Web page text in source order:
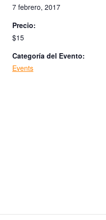
7 febrero, 2017
Precio:
$15
Categoría del Evento:
Events